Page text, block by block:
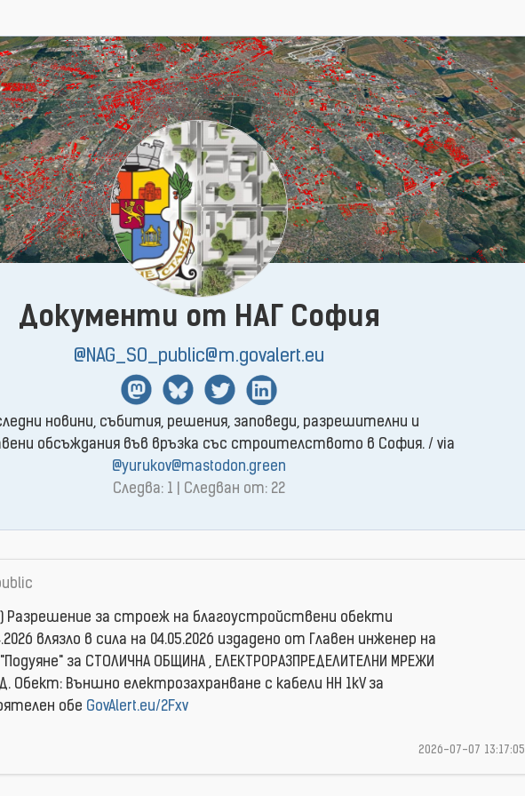
Документи от НАГ София
@NAG_SO_public@m.govalert.eu
MastodonBlueSkyTwitterLinkedin
новини, събития, решения, заповеди, разрешителни и
обсъждания във връзка със строителството в София. / via
@yurukov@mastodon.green
Следва: 1 | Следван от: 22
Разрешение за строеж на благоустройствени обекти
влязло в сила на 04.05.2026 издаденo от Главен инженер на
за СТОЛИЧНА ОБЩИНА , ЕЛЕКТРОРАЗПРЕДЕЛИТЕЛНИ МРЕЖИ
Обект: Външно електрозахранване с кабели НН 1kV за
обе GovAlert.eu/2Fxv
2026-07-07 13:17:05